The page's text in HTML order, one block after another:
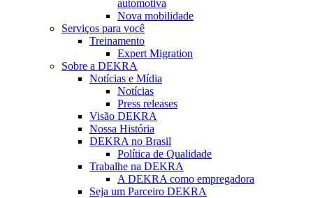
automotiva
Nova mobilidade
Serviços para você
Treinamento
Expert Migration
Sobre a DEKRA
Notícias e Mídia
Notícias
Press releases
Visão DEKRA
Nossa História
DEKRA no Brasil
Política de Qualidade
Trabalhe na DEKRA
A DEKRA como empregadora
Seja um Parceiro DEKRA